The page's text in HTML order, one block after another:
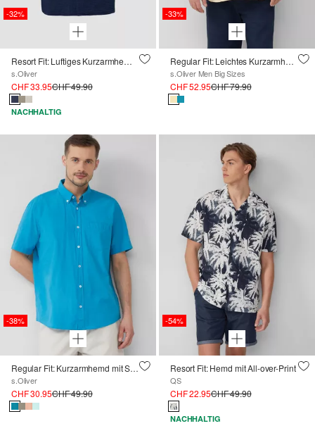
-32%
Resort Fit: Luftiges Kurzarmhemd aus Musselin
s.Oliver
CHF 33.95CHF 49.90
NACHHALTIG
-33%
Regular Fit: Leichtes Kurzarmhemd aus 100% Leinen
s.Oliver Men Big Sizes
CHF 52.95CHF 79.90
-38%
Regular Fit: Kurzarmhemd mit Struktur-Streifen und Button-Down-Kragen
s.Oliver
CHF 30.95CHF 49.90
-54%
Resort Fit: Hemd mit All-over-Print
QS
CHF 22.95CHF 49.90
NACHHALTIG